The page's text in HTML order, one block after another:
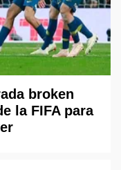
broken
la FIFA para